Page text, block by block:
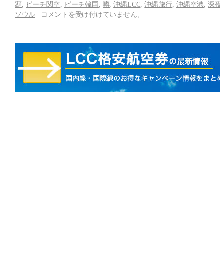
覇
ピーチ関空 ピーチ韓国 噂 ,沖縄LCC ,沖縄旅行, 沖縄空港 ,深
ソウル | コメントを受け付けていません。